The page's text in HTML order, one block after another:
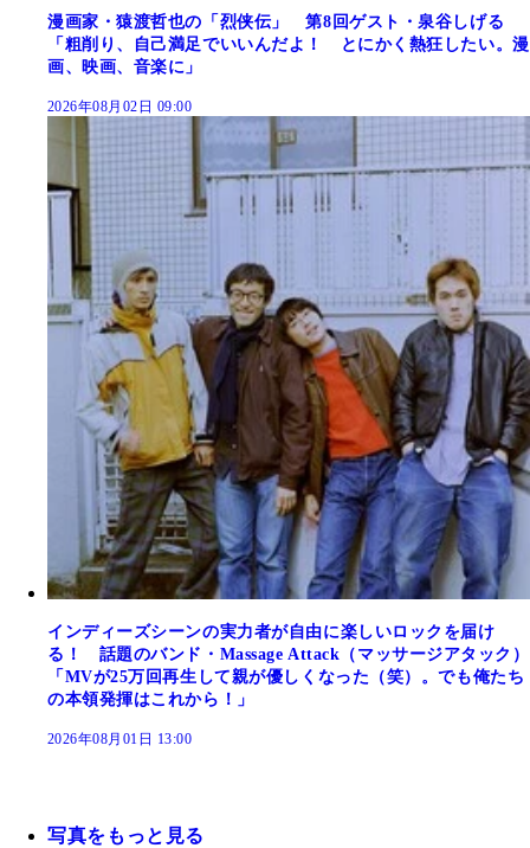
漫画家・猿渡哲也の「烈侠伝」 第8回ゲスト・泉谷しげる
「粗削り、自己満足でいいんだよ！ とにかく熱狂したい。漫
画、映画、音楽に」
2026年08月02日 09:00
インディーズシーンの実力者が自由に楽しいロックを届け
る！ 話題のバンド・Massage Attack（マッサージアタック）
「MVが25万回再生して親が優しくなった（笑）。でも俺たち
の本領発揮はこれから！」
2026年08月01日 13:00
写真をもっと見る